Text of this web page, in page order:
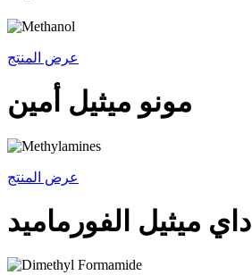
عرض المنتج
مونو ميثيل أمين
عرض المنتج
داي ميثيل الفورماميد